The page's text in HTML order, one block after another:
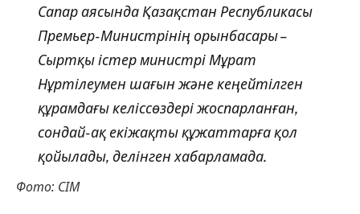
Сапар аясында Қазақстан Республикасы
Премьер-Министрінің орынбасары –
Сыртқы істер министрі Мұрат
Нұртілеумен шағын және кеңейтілген
құрамдағы келіссөздері жоспарланған,
сондай-ақ екіжақты құжаттарға қол
қойылады, делінген хабарламада.
Фото: СІМ